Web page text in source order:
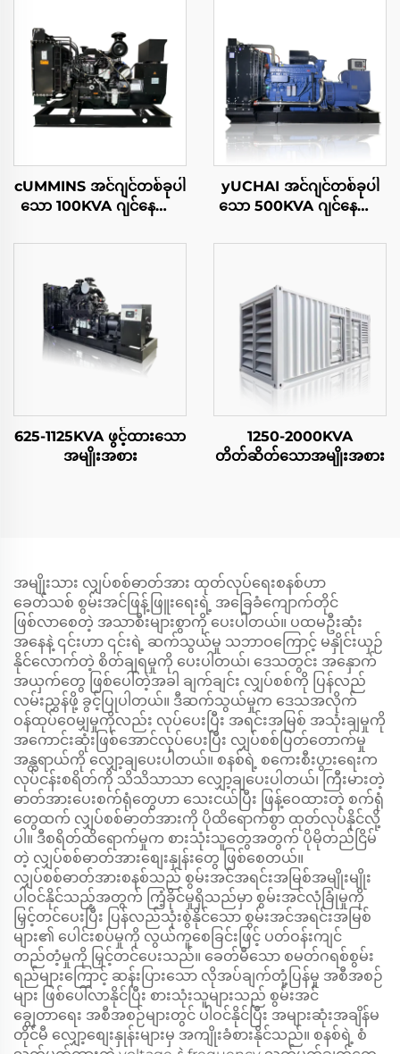
cUMMINS အင်ဂျင်တစ်ခုပါ
သော 100KVA ဂျင်နေရော
yUCHAI အင်ဂျင်တစ်ခုပါ
သော 500KVA ဂျင်နေရော
625-1125KVA ဖွင့်ထားသော
အမျိုးအစား
1250-2000KVA
တိတ်ဆိတ်သောအမျိုးအစား
အမျိုးသား လျှပ်စစ်ဓာတ်အား ထုတ်လုပ်ရေးစနစ်ဟာ
ခေတ်သစ် စွမ်းအင်ဖြန့်ဖြူးရေးရဲ့ အခြေခံကျောက်တိုင်
ဖြစ်လာစေတဲ့ အသာစီးများစွာကို ပေးပါတယ်။ ပထမဦးဆုံး
အနေနဲ့ ၎င်းဟာ ၎င်းရဲ့ ဆက်သွယ်မှု သဘာဝကြောင့် မနှိုင်းယှဉ်
နိုင်လောက်တဲ့ စိတ်ချရမှုကို ပေးပါတယ်၊ ဒေသတွင်း အနှောက်
အယှက်တွေ ဖြစ်ပေါ်တဲ့အခါ ချက်ချင်း လျှပ်စစ်ကို ပြန်လည်
လမ်းညွှန်ဖို့ ခွင့်ပြုပါတယ်။ ဒီဆက်သွယ်မှုက ဒေသအလိုက်
ဝန်ထုပ်ဝေမျှမှုကိုလည်း လုပ်ပေးပြီး အရင်းအမြစ် အသုံးချမှုကို
အကောင်းဆုံးဖြစ်အောင်လုပ်ပေးပြီး လျှပ်စစ်ပြတ်တောက်မှု
အန္တရာယ်ကို လျှော့ချပေးပါတယ်။ စနစ်ရဲ့ စကေးစီးပွားရေးက
လုပ်ငန်းစရိတ်ကို သိသိသာသာ လျှော့ချပေးပါတယ်၊ ကြီးမားတဲ့
ဓာတ်အားပေးစက်ရုံတွေဟာ သေးငယ်ပြီး ဖြန့်ဝေထားတဲ့ စက်ရုံ
တွေထက် လျှပ်စစ်ဓာတ်အားကို ပိုထိရောက်စွာ ထုတ်လုပ်နိုင်လို့
ပါ။ ဒီစရိတ်ထိရောက်မှုက စားသုံးသူတွေအတွက် ပိုမိုတည်ငြိမ်
တဲ့ လျှပ်စစ်ဓာတ်အားစျေးနှုန်းတွေ ဖြစ်စေတယ်။
လျှပ်စစ်ဓာတ်အားစနစ်သည် စွမ်းအင်အရင်းအမြစ်အမျိုးမျိုး
ပါဝင်နိုင်သည့်အတွက် ကြံ့ခိုင်မှုရှိသည်မှာ စွမ်းအင်လုံခြုံမှုကို
မြှင့်တင်ပေးပြီး ပြန်လည်သုံးစွဲနိုင်သော စွမ်းအင်အရင်းအမြစ်
များ၏ ပေါင်းစပ်မှုကို လွယ်ကူစေခြင်းဖြင့် ပတ်ဝန်းကျင်
တည်တံ့မှုကို မြှင့်တင်ပေးသည်။ ခေတ်မီသော စမတ်ဂရစ်စွမ်း
ရည်များကြောင့် ဆန်းပြားသော လိုအပ်ချက်တုံ့ပြန်မှု အစီအစဉ်
များ ဖြစ်ပေါ်လာနိုင်ပြီး စားသုံးသူများသည် စွမ်းအင်
ချွေတာရေး အစီအစဉ်များတွင် ပါဝင်နိုင်ပြီး အများဆုံးအချိန်မ
တိုင်မီ လျှော့စျေးနှုန်းများမှ အကျိုးခံစားနိုင်သည်။ စနစ်ရဲ့ စံ